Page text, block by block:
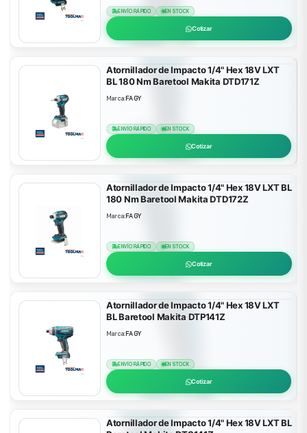
ENVÍO RÁPIDO EN STOCK
Cotizar
Atornillador de Impacto 1/4" Hex 18V LXT
BL 180 Nm Baretool Makita DTD171Z
Marca:FAGY
ENVÍO RÁPIDO EN STOCK
Cotizar
Atornillador de Impacto 1/4" Hex 18V LXT BL
180 Nm Baretool Makita DTD172Z
Marca:FAGY
ENVÍO RÁPIDO EN STOCK
Cotizar
Atornillador de Impacto 1/4" Hex 18V LXT
BL Baretool Makita DTP141Z
Marca:FAGY
ENVÍO RÁPIDO EN STOCK
Cotizar
Atornillador de Impacto 1/4" Hex 18V LXT BL